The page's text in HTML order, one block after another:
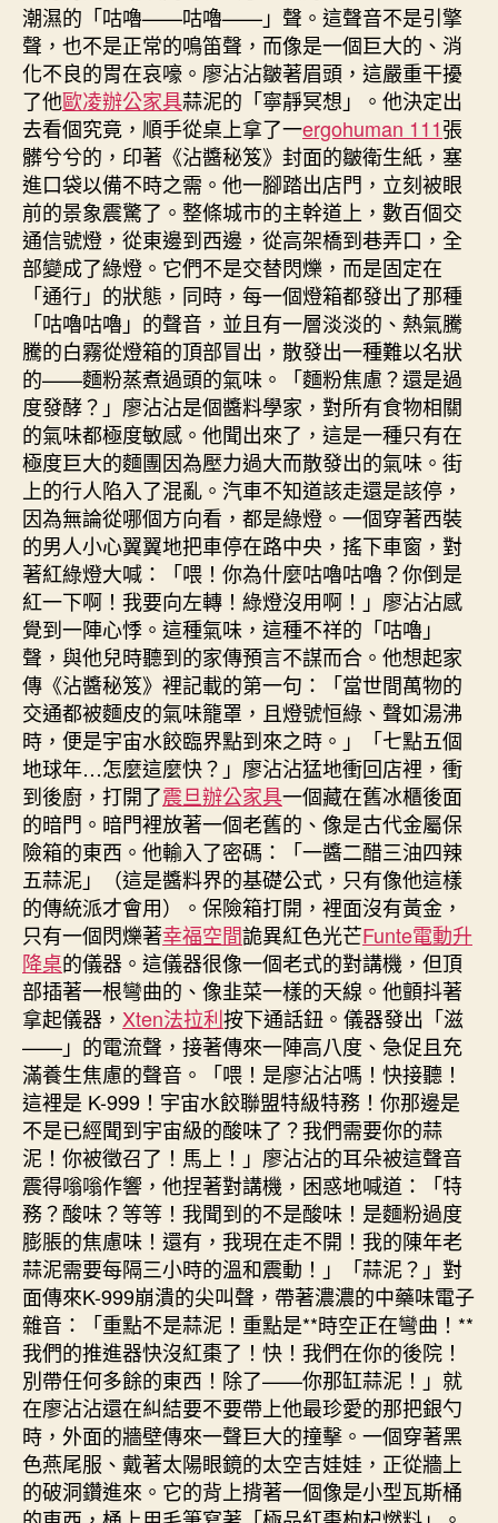
潮濕的「咕嚕——咕嚕——」聲。這聲音不是引擎
聲，也不是正常的鳴笛聲，而像是一個巨大的、消
化不良的胃在哀嚎。廖沾沾皺著眉頭，這嚴重干擾
了他歐凌辦公家具蒜泥的「寧靜冥想」。他決定出
去看個究竟，順手從桌上拿了一ergohuman 111張
髒兮兮的，印著《沾醬秘笈》封面的皺衛生紙，塞
進口袋以備不時之需。他一腳踏出店門，立刻被眼
前的景象震驚了。整條城市的主幹道上，數百個交
通信號燈，從東邊到西邊，從高架橋到巷弄口，全
部變成了綠燈。它們不是交替閃爍，而是固定在
「通行」的狀態，同時，每一個燈箱都發出了那種
「咕嚕咕嚕」的聲音，並且有一層淡淡的、熱氣騰
騰的白霧從燈箱的頂部冒出，散發出一種難以名狀
的——麵粉蒸煮過頭的氣味。「麵粉焦慮？還是過
度發酵？」廖沾沾是個醬料學家，對所有食物相關
的氣味都極度敏感。他聞出來了，這是一種只有在
極度巨大的麵團因為壓力過大而散發出的氣味。街
上的行人陷入了混亂。汽車不知道該走還是該停，
因為無論從哪個方向看，都是綠燈。一個穿著西裝
的男人小心翼翼地把車停在路中央，搖下車窗，對
著紅綠燈大喊：「喂！你為什麼咕嚕咕嚕？你倒是
紅一下啊！我要向左轉！綠燈沒用啊！」廖沾沾感
覺到一陣心悸。這種氣味，這種不祥的「咕嚕」
聲，與他兒時聽到的家傳預言不謀而合。他想起家
傳《沾醬秘笈》裡記載的第一句：「當世間萬物的
交通都被麵皮的氣味籠罩，且燈號恒綠、聲如湯沸
時，便是宇宙水餃臨界點到來之時。」「七點五個
地球年…怎麼這麼快？」廖沾沾猛地衝回店裡，衝
到後廚，打開了震旦辦公家具一個藏在舊冰櫃後面
的暗門。暗門裡放著一個老舊的、像是古代金屬保
險箱的東西。他輸入了密碼：「一醬二醋三油四辣
五蒜泥」（這是醬料界的基礎公式，只有像他這樣
的傳統派才會用）。保險箱打開，裡面沒有黃金，
只有一個閃爍著幸福空間詭異紅色光芒Funte電動升
降桌的儀器。這儀器很像一個老式的對講機，但頂
部插著一根彎曲的、像韭菜一樣的天線。他顫抖著
拿起儀器， Xten法拉利按下通話鈕。儀器發出「滋
——」的電流聲，接著傳來一陣高八度、急促且充
滿養生焦慮的聲音。「喂！是廖沾沾嗎！快接聽！
這裡是 K-999！宇宙水餃聯盟特級特務！你那邊是
不是已經聞到宇宙級的酸味了？我們需要你的蒜
泥！你被徵召了！馬上！」廖沾沾的耳朵被這聲音
震得嗡嗡作響，他捏著對講機，困惑地喊道：「特
務？酸味？等等！我聞到的不是酸味！是麵粉過度
膨脹的焦慮味！還有，我現在走不開！我的陳年老
蒜泥需要每隔三小時的溫和震動！」「蒜泥？」對
面傳來K-999崩潰的尖叫聲，帶著濃濃的中藥味電子
雜音：「重點不是蒜泥！重點是**時空正在彎曲！**
我們的推進器快沒紅棗了！快！我們在你的後院！
別帶任何多餘的東西！除了——你那缸蒜泥！」就
在廖沾沾還在糾結要不要帶上他最珍愛的那把銀勺
時，外面的牆壁傳來一聲巨大的撞擊。一個穿著黑
色燕尾服、戴著太陽眼鏡的太空吉娃娃，正從牆上
的破洞鑽進來。它的背上揹著一個像是小型瓦斯桶